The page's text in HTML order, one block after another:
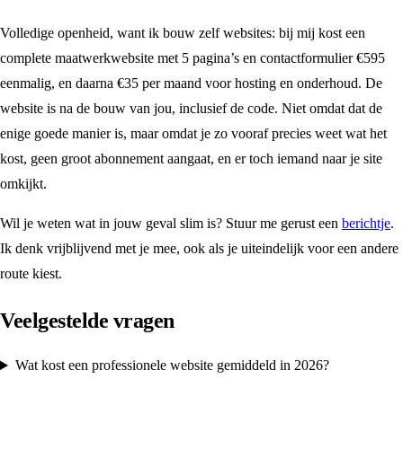
Volledige openheid, want ik bouw zelf websites: bij mij kost een
complete maatwerkwebsite met 5 pagina’s en contactformulier €595
eenmalig, en daarna €35 per maand voor hosting en onderhoud. De
website is na de bouw van jou, inclusief de code. Niet omdat dat de
enige goede manier is, maar omdat je zo vooraf precies weet wat het
kost, geen groot abonnement aangaat, en er toch iemand naar je site
omkijkt.
Wil je weten wat in jouw geval slim is? Stuur me gerust een berichtje.
Ik denk vrijblijvend met je mee, ook als je uiteindelijk voor een andere
route kiest.
Veelgestelde vragen
Wat kost een professionele website gemiddeld in 2026?